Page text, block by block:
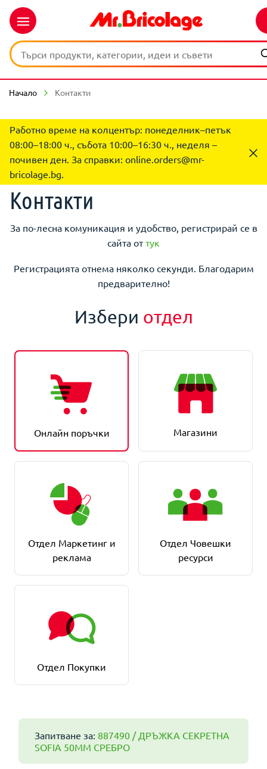
Начало Контакти
Работно време на колцентър: понеделник–петък
08:00–18:00 ч., събота 10:00–16:30 ч., неделя –
почивен ден. За справки: online.orders@mr-
bricolage.bg.
Контакти
За по-лесна комуникация и удобство, регистрирай се в
сайта оттук
Регистрацията отнема няколко секунди. Благодарим
предварително!
Избери отдел
Онлайн поръчки Магазини
Отдел Маркетинг и
реклама
Отдел Човешки
ресурси
Отдел Покупки
Запитване за: 887490 / ДРЪЖКА СЕКРЕТНА
SOFIA 50ММ СРЕБРО